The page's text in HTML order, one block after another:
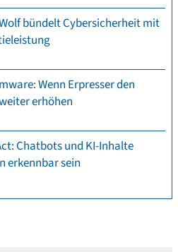
bündelt Cybersicherheit mit
Wenn Erpresser den
erhöhen
Chatbots und KI-Inhalte
erkennbar sein